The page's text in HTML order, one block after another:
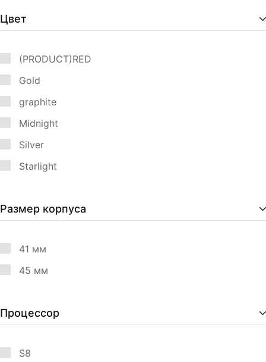
Цвет
(PRODUCT)RED
Gold
graphite
Midnight
Silver
Starlight
Размер корпуса
41 мм
45 мм
Процессор
S8